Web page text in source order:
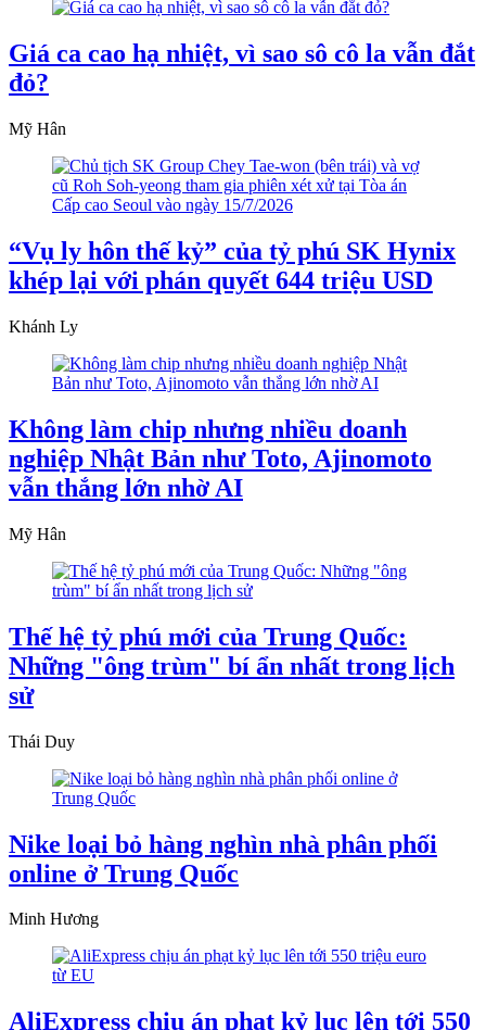
Giá ca cao hạ nhiệt, vì sao sô cô la vẫn đắt
đỏ?
Mỹ Hân
“Vụ ly hôn thế kỷ” của tỷ phú SK Hynix
khép lại với phán quyết 644 triệu USD
Khánh Ly
Không làm chip nhưng nhiều doanh
nghiệp Nhật Bản như Toto, Ajinomoto
vẫn thắng lớn nhờ AI
Mỹ Hân
Thế hệ tỷ phú mới của Trung Quốc:
Những "ông trùm" bí ẩn nhất trong lịch
sử
Thái Duy
Nike loại bỏ hàng nghìn nhà phân phối
online ở Trung Quốc
Minh Hương
AliExpress chịu án phạt kỷ lục lên tới 550